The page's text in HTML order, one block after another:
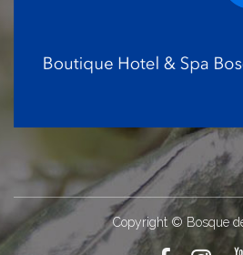
Copyright © Bosque